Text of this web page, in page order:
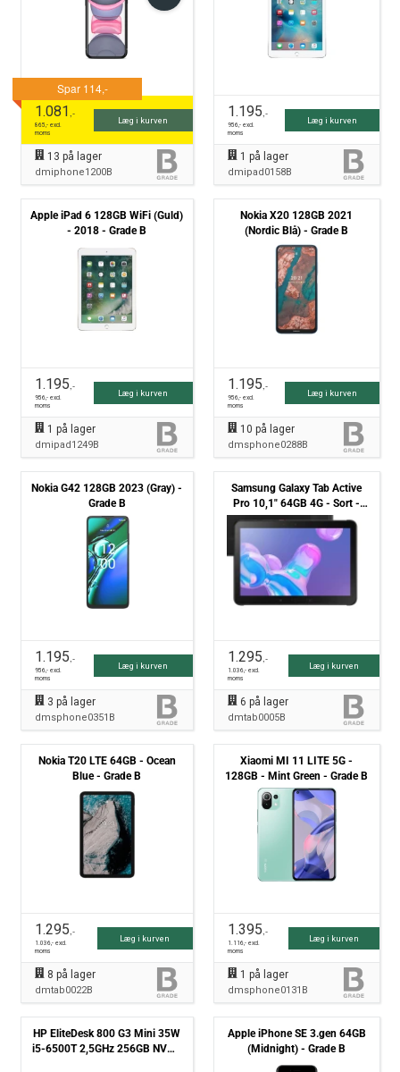
1.081,-
865,- excl.
moms
Læg i kurven
13 på lager
dmiphone1200B
1.195,-
956,- excl.
moms
Læg i kurven
1 på lager
dmipad0158B
Apple iPad 6 128GB WiFi (Guld)
- 2018 - Grade B
1.195,-
956,- excl.
moms
Læg i kurven
1 på lager
dmipad1249B
Nokia X20 128GB 2021
(Nordic Blå) - Grade B
1.195,-
956,- excl.
moms
Læg i kurven
10 på lager
dmsphone0288B
Nokia G42 128GB 2023 (Gray) -
Grade B
1.195,-
956,- excl.
moms
Læg i kurven
3 på lager
dmsphone0351B
Samsung Galaxy Tab Active
Pro 10,1" 64GB 4G - Sort -
Grade B
1.295,-
1.036,- excl.
moms
Læg i kurven
6 på lager
dmtab0005B
Nokia T20 LTE 64GB - Ocean
Blue - Grade B
1.295,-
1.036,- excl.
moms
Læg i kurven
8 på lager
dmtab0022B
Xiaomi MI 11 LITE 5G -
128GB - Mint Green - Grade B
1.395,-
1.116,- excl.
moms
Læg i kurven
1 på lager
dmsphone0131B
HP EliteDesk 800 G3 Mini 35W
i5-6500T 2,5GHz 256GB NVMe
Apple iPhone SE 3.gen 64GB
(Midnight) - Grade B